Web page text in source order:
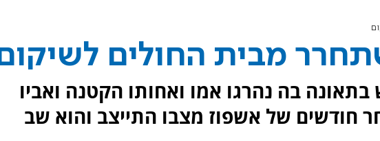
מבית החולים
בה נהרגו אמו ואחותו הקטנה ואביו
חודשים של אשפוז מצבו התייצב והוא שב